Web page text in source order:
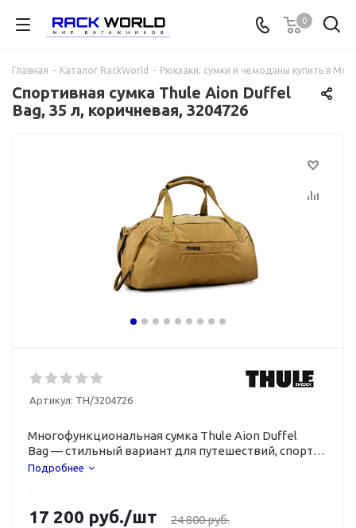
0
Главная - Каталог RackWorld - Рюкзаки, сумки и чемоданы купить в
Спортивная сумка Thule Aion Duffel
Bag, 35 л, коричневая, 3204726
Артикул: TH/3204726
Многофункциональная сумка Thule Aion Duffel
Bag — стильный вариант для путешествий, спорта
и повседневной жизни.
Подробнее
17 200 руб./шт 24 800руб.